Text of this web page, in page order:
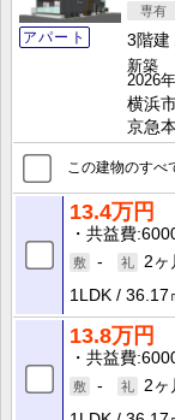
アパート
3階建
新築
2026
横浜
京急
この建物のすべ
13.4万円
共益費
-
2ヶ
1LDK
36.17
13.8万円
共益費
-
2ヶ